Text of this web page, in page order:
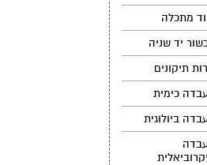
מתכלה
יד שניה
תיקונים
כימית
ביולוגית